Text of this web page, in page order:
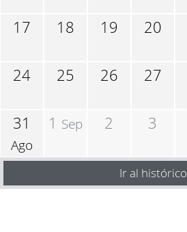
17 18 19 20
24 25 26 27
31
Ago
1 Sep 2 3
Ir al histórico